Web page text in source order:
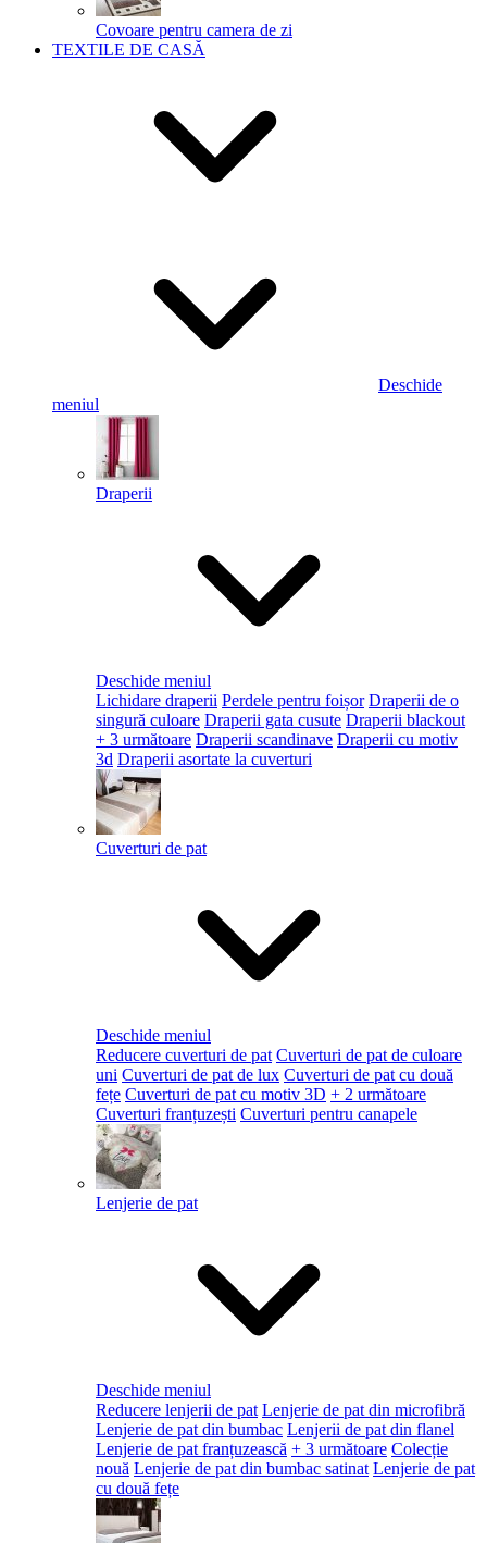
Covoare pentru camera de zi
TEXTILE DE CASĂ
Deschide
meniul
Draperii
Deschide meniul
Lichidare draperii Perdele pentru foișor Draperii de o
singură culoare Draperii gata cusute Draperii blackout
+ 3 următoare Draperii scandinave Draperii cu motiv
3d Draperii asortate la cuverturi
Cuverturi de pat
Deschide meniul
Reducere cuverturi de pat Cuverturi de pat de culoare
uni Cuverturi de pat de lux Cuverturi de pat cu două
fețe Cuverturi de pat cu motiv 3D + 2 următoare
Cuverturi franțuzești Cuverturi pentru canapele
Lenjerie de pat
Deschide meniul
Reducere lenjerii de pat Lenjerie de pat din microfibră
Lenjerie de pat din bumbac Lenjerii de pat din flanel
Lenjerie de pat franțuzească + 3 următoare Colecție
nouă Lenjerie de pat din bumbac satinat Lenjerie de pat
cu două fețe